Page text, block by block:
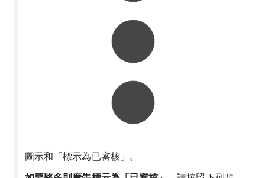
圖示和「標示為已審核」 。